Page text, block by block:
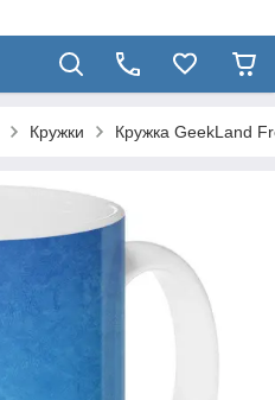
Кружки Кружка GeekLand